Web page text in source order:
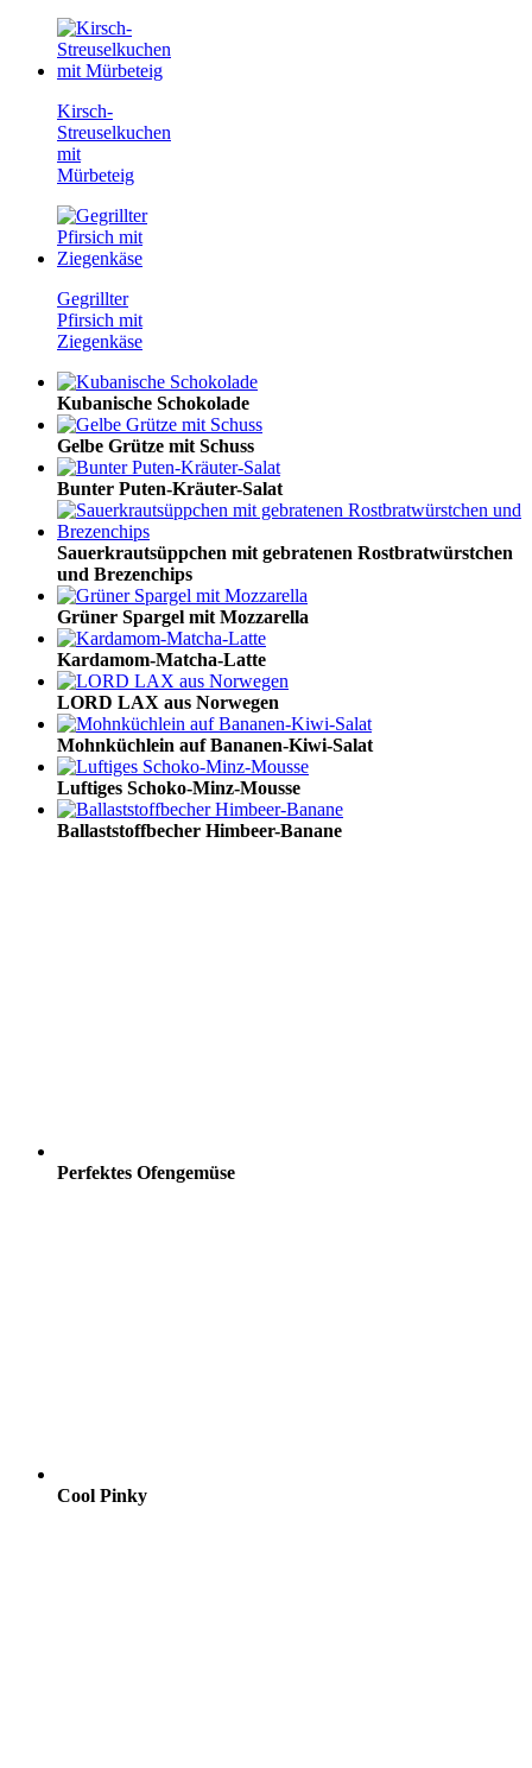
Kirsch-
Streuselkuchen
mit
Mürbeteig
Gegrillter
Pfirsich mit
Ziegenkäse
Kubanische Schokolade
Gelbe Grütze mit Schuss
Bunter Puten-Kräuter-Salat
Sauerkrautsüppchen mit gebratenen Rostbratwürstchen
und Brezenchips
Grüner Spargel mit Mozzarella
Kardamom-Matcha-Latte
LORD LAX aus Norwegen
Mohnküchlein auf Bananen-Kiwi-Salat
Luftiges Schoko-Minz-Mousse
Ballaststoffbecher Himbeer-Banane
Perfektes Ofengemüse
Cool Pinky